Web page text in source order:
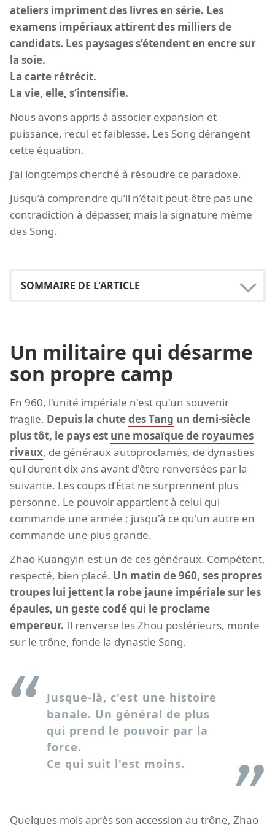
ateliers impriment des livres en série. Les
examens impériaux attirent des milliers de
candidats. Les paysages s’étendent en encre sur
la soie.
La carte rétrécit.
La vie, elle, s’intensifie.
Nous avons appris à associer expansion et
puissance, recul et faiblesse. Les Song dérangent
cette équation.
J’ai longtemps cherché à résoudre ce paradoxe.
Jusqu’à comprendre qu’il n’était peut-être pas une
contradiction à dépasser, mais la signature même
des Song.
Un militaire qui désarme
son propre camp
En 960, l'unité impériale n'est qu'un souvenir
fragile. Depuis la chutedes Tang un demi-siècle
plus tôt, le pays est une mosaïque de royaumes
rivaux, de généraux autoproclamés, de dynasties
qui durent dix ans avant d'être renversées par la
suivante. Les coups d’État ne surprennent plus
personne. Le pouvoir appartient à celui qui
commande une armée ; jusqu'à ce qu'un autre en
commande une plus grande.
Zhao Kuangyin est un de ces généraux. Compétent,
respecté, bien placé. Un matin de 960, ses propres
troupes lui jettent la robe jaune impériale sur les
épaules, un geste codé qui le proclame
empereur. Il renverse les Zhou postérieurs, monte
sur le trône, fonde la dynastie Song.
Jusque-là, c'est une histoire
banale. Un général de plus
qui prend le pouvoir par la
force.
Ce qui suit l'est moins.
Quelques mois après son accession au trône, Zhao